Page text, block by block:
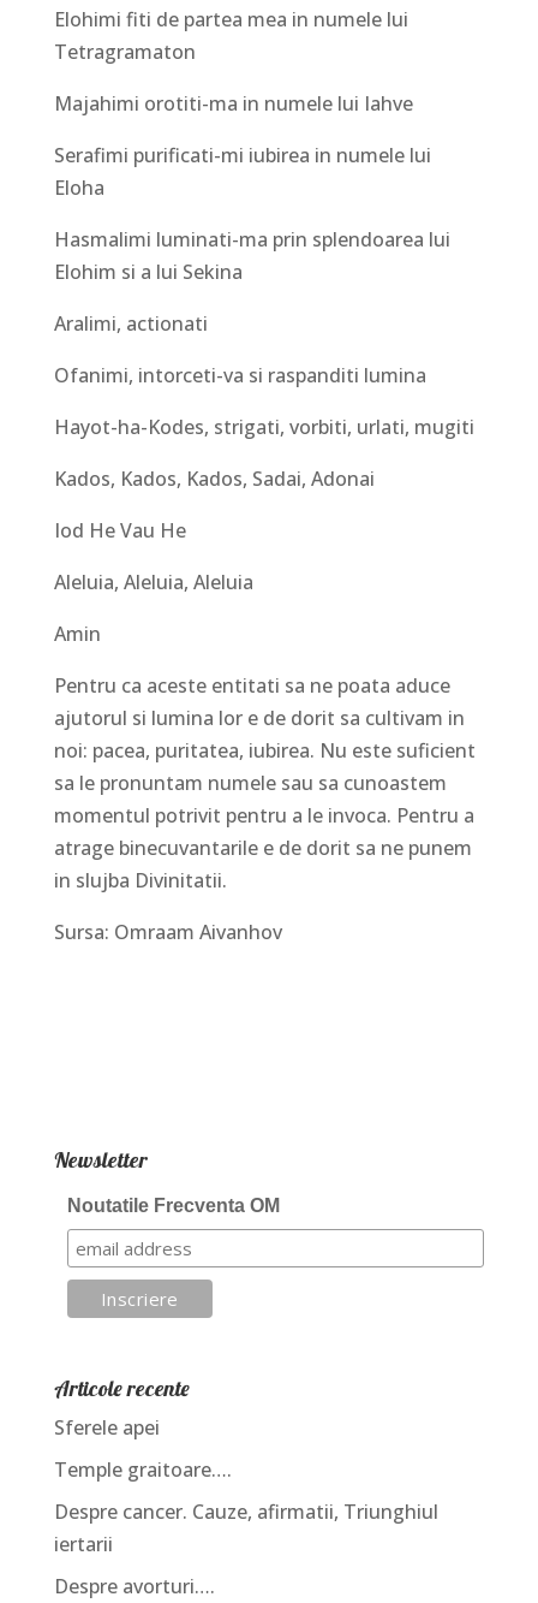
Elohimi fiti de partea mea in numele lui
Tetragramaton
Majahimi orotiti-ma in numele lui Iahve
Serafimi purificati-mi iubirea in numele lui
Eloha
Hasmalimi luminati-ma prin splendoarea lui
Elohim si a lui Sekina
Aralimi, actionati
Ofanimi, intorceti-va si raspanditi lumina
Hayot-ha-Kodes, strigati, vorbiti, urlati, mugiti
Kados, Kados, Kados, Sadai, Adonai
Iod He Vau He
Aleluia, Aleluia, Aleluia
Amin
Pentru ca aceste entitati sa ne poata aduce
ajutorul si lumina lor e de dorit sa cultivam in
noi: pacea, puritatea, iubirea. Nu este suficient
sa le pronuntam numele sau sa cunoastem
momentul potrivit pentru a le invoca. Pentru a
atrage binecuvantarile e de dorit sa ne punem
in slujba Divinitatii.
Sursa: Omraam Aivanhov
Newsletter
Noutatile Frecventa OM
Articole recente
Sferele apei
Temple graitoare….
Despre cancer. Cauze, afirmatii, Triunghiul
iertarii
Despre avorturi….